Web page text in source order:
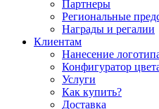
Партнеры
Региональные
Награды и регалии
Клиентам
Нанесение
Конфигуратор
Услуги
Как купить?
Доставка